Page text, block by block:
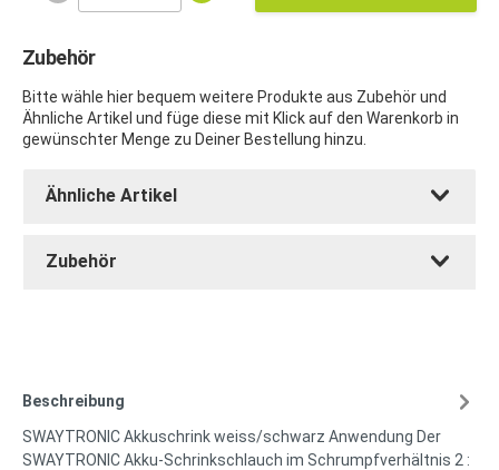
Zubehör
Bitte wähle hier bequem weitere Produkte aus Zubehör und
Ähnliche Artikel und füge diese mit Klick auf den Warenkorb in
gewünschter Menge zu Deiner Bestellung hinzu.
Ähnliche Artikel
Zubehör
Beschreibung
SWAYTRONIC Akkuschrink weiss/schwarz Anwendung Der
SWAYTRONIC Akku-Schrinkschlauch im Schrumpfverhältnis 2 :